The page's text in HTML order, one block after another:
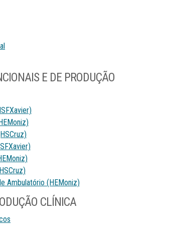
E DE PRODUÇÃO
Ambulatório (HEMoniz)
CLÍNICA